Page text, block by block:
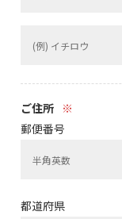
ご住所
※
郵便番号
都道府県